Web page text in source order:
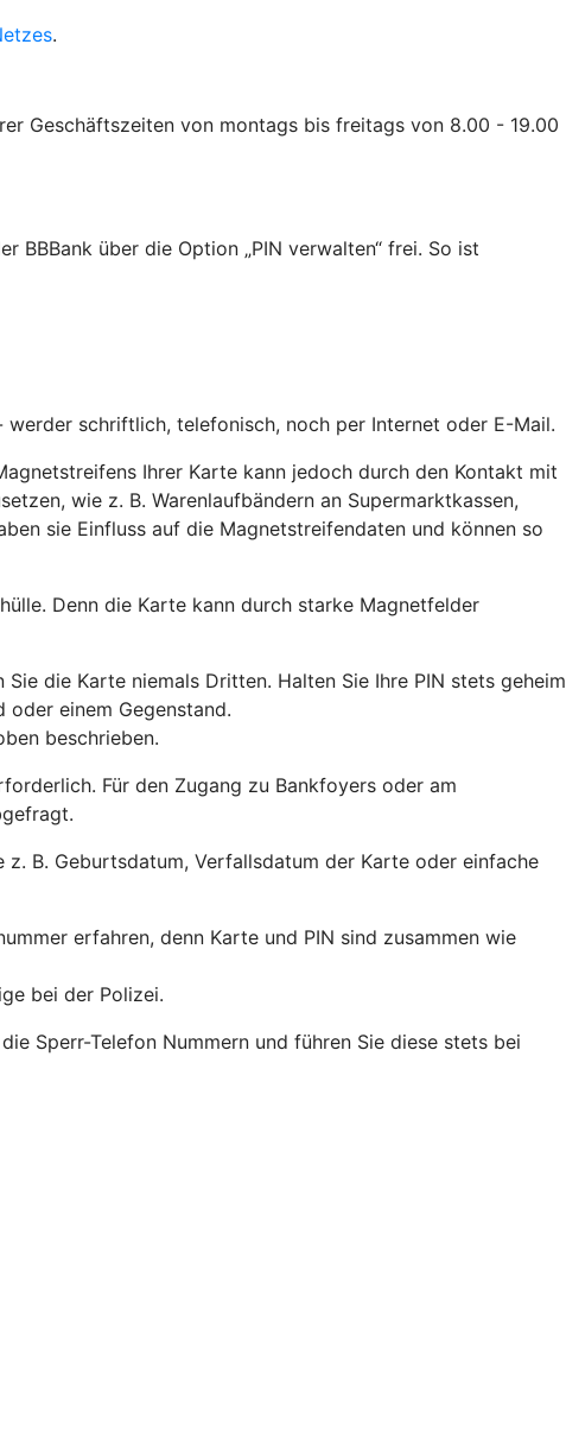
.
Geschäftszeiten von montags bis freitags von 8.00 - 19.00
BBBank über die Option „PIN verwalten“ frei. So ist
schriftlich, telefonisch, noch per Internet oder E-Mail.
Ihrer Karte kann jedoch durch den Kontakt mit
wie z. B. Warenlaufbändern an Supermarktkassen,
sie Einfluss auf die Magnetstreifendaten und können so
Denn die Karte kann durch starke Magnetfelder
die Karte niemals Dritten. Halten Sie Ihre PIN stets geheim
oder einem Gegenstand.
beschrieben.
Für den Zugang zu Bankfoyers oder am
B. Geburtsdatum, Verfallsdatum der Karte oder einfache
erfahren, denn Karte und PIN sind zusammen wie
bei der Polizei.
Sperr-Telefon Nummern und führen Sie diese stets bei